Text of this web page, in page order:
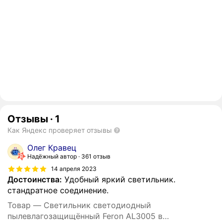
Отзывы · 1
Как Яндекс проверяет отзывы
Олег Кравец
Надёжный автор
361 отзыв
14 апреля 2023
Достоинства: Удобный яркий светильник.
стандратное соединение.
Товар — Светильник светодиодный
пылевлагозащищённый Feron AL3005 в